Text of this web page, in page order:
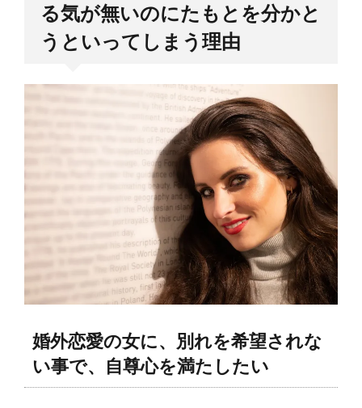
る気が無いのにたもとを分かと
うといってしまう理由
婚外恋愛の女に、別れを希望されな
い事で、自尊心を満たしたい